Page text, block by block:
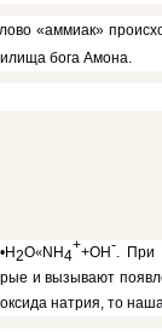
«аммиак»
бога Амона.
•H2O«NH4
++ОН- . При
и вызыва­ют
натрия, то